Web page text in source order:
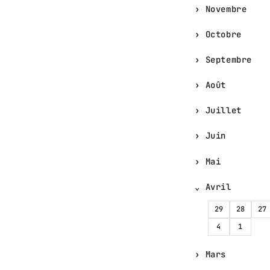
Novembre
Octobre
Septembre
Août
Juillet
Juin
Mai
Avril
29 28 27
4
1
Mars